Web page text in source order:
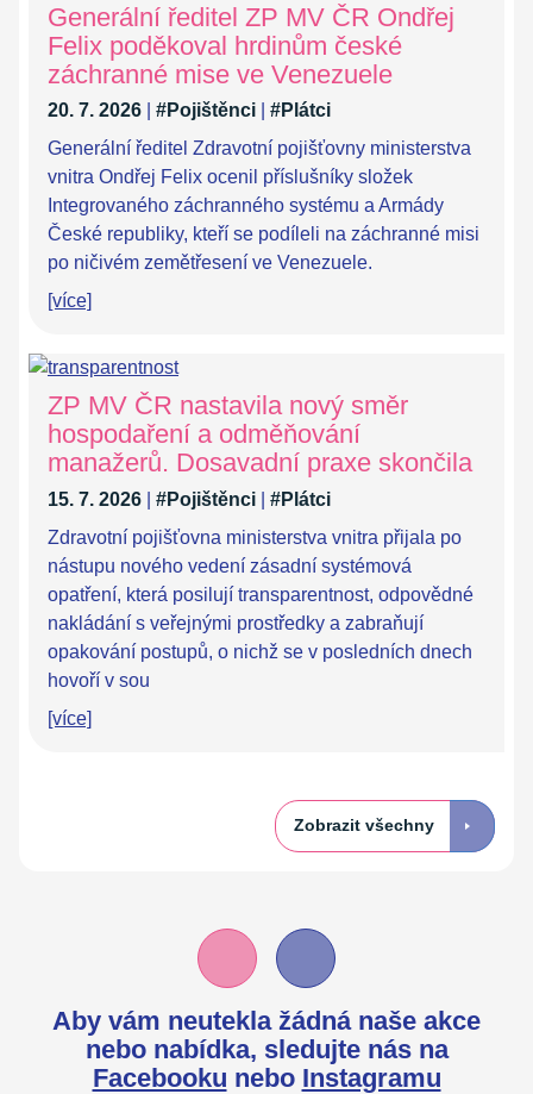
Generální ředitel ZP MV ČR Ondřej
Felix poděkoval hrdinům české
záchranné mise ve Venezuele
20. 7. 2026 #Pojištěnci
#Plátci
Generální ředitel Zdravotní pojišťovny ministerstva
vnitra Ondřej Felix ocenil příslušníky složek
Integrovaného záchranného systému a Armády
České republiky, kteří se podíleli na záchranné misi
po ničivém zemětřesení ve Venezuele.
[více]
ZP MV ČR nastavila nový směr
hospodaření a odměňování
manažerů. Dosavadní praxe skončila
15. 7. 2026 #Pojištěnci
#Plátci
Zdravotní pojišťovna ministerstva vnitra přijala po
nástupu nového vedení zásadní systémová
opatření, která posilují transparentnost, odpovědné
nakládání s veřejnými prostředky a zabraňují
opakování postupů, o nichž se v posledních dnech
hovoří v sou
[více]
Zobrazit všechny
Aby vám neutekla žádná naše akce
nebo nabídka, sledujte nás na
Facebooku nebo Instagramu